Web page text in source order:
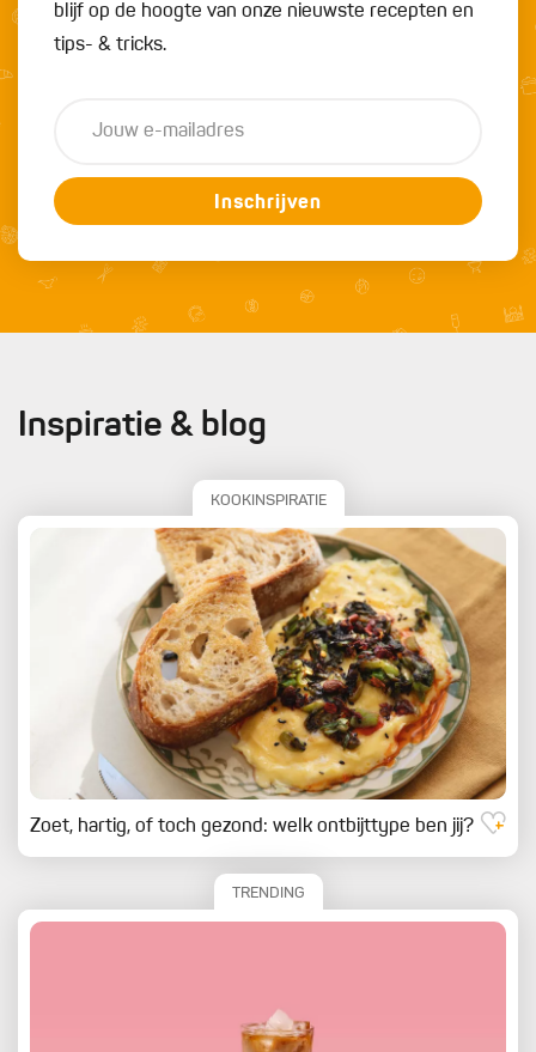
blijf op de hoogte van onze nieuwste recepten en
tips- & tricks.
Inschrijven
Inspiratie & blog
KOOKINSPIRATIE
Zoet, hartig, of toch gezond: welk ontbijttype ben jij?
TRENDING